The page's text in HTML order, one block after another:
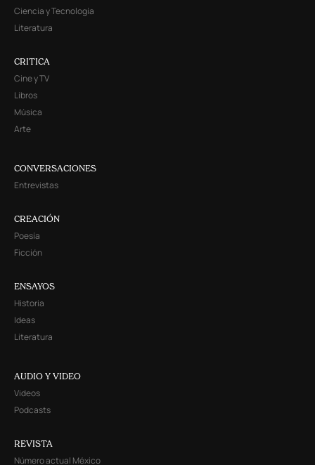
Ciencia y Tecnología
Literatura
CRITICA
Cine y TV
Libros
Música
Arte
CONVERSACIONES
Entrevistas
CREACIÓN
Poesía
Ficción
ENSAYOS
Historia
Ideas
Literatura
AUDIO Y VIDEO
Videos
Podcasts
REVISTA
Número actual México